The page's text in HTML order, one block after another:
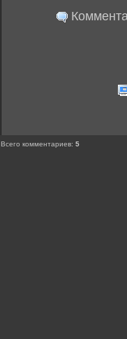
Всего комментариев:5